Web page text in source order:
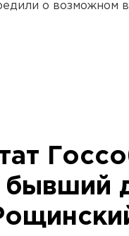
о возможном
бывший